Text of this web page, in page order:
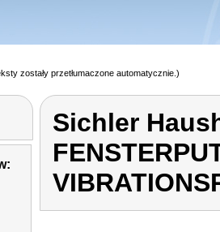
zostały przetłumaczone automatycznie.)
Sichler